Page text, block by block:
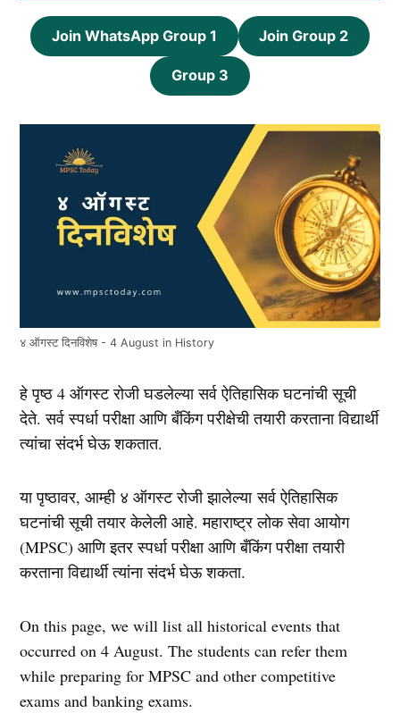
Join WhatsApp Group 1 Join Group 2
Group 3
४ ऑगस्ट दिनविशेष - 4 August in History
हे पृष्ठ 4 ऑगस्ट रोजी घडलेल्या सर्व ऐतिहासिक घटनांची सूची
देते. सर्व स्पर्धा परीक्षा आणि बँकिंग परीक्षेची तयारी करताना विद्यार्थी
त्यांचा संदर्भ घेऊ शकतात.
या पृष्ठावर, आम्ही ४ ऑगस्ट रोजी झालेल्यासर्व ऐतिहासिक
घटनांची सूचीतयार केलेली आहे. महाराष्ट्र लोक सेवा आयोग
(MPSC) आणि इतर स्पर्धा परीक्षा आणि बँकिंग परीक्षा तयारी
करताना विद्यार्थी त्यांना संदर्भ घेऊ शकता.
On this page, we will list all historical events that
occurred on 4 August. The students can refer them
while preparing for MPSC and other competitive
exams and banking exams.